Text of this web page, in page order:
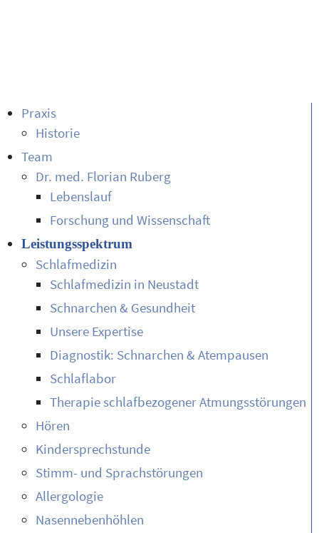
Praxis
Historie
Team
Dr. med. Florian Ruberg
Lebenslauf
Forschung und Wissenschaft
Leistungsspektrum
Schlafmedizin
Schlafmedizin in Neustadt
Schnarchen & Gesundheit
Unsere Expertise
Diagnostik: Schnarchen & Atempausen
Schlaflabor
Therapie schlafbezogener Atmungsstörungen
Hören
Kindersprechstunde
Stimm- und Sprachstörungen
Allergologie
Nasennebenhöhlen